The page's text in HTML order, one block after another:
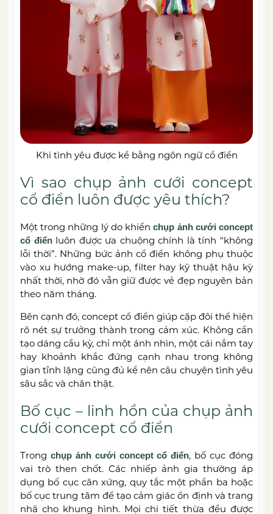
Khi tình yêu được kể bằng ngôn ngữ cổ điển
Vì sao chụp ảnh cưới concept
cổ điển luôn được yêu thích?
Một trong những lý do khiếnchụp ảnh cưới concept
cổ điểnluôn được ưa chuộng chính là tính “không
lỗi thời”. Những bức ảnh cổ điển không phụ thuộc
vào xu hướng make-up, filter hay kỹ thuật hậu kỳ
nhất thời, nhờ đó vẫn giữ được vẻ đẹp nguyên bản
theo năm tháng.
Bên cạnh đó, concept cổ điển giúp cặp đôi thể hiện
rõ nét sự trưởng thành trong cảm xúc. Không cần
tạo dáng cầu kỳ, chỉ một ánh nhìn, một cái nắm tay
hay khoảnh khắc đứng cạnh nhau trong không
gian tĩnh lặng cũng đủ kể nên câu chuyện tình yêu
sâu sắc và chân thật.
Bố cục – linh hồn của chụp ảnh
cưới concept cổ điển
Trong chụp ảnh cưới concept cổ điển, bố cục đóng
vai trò then chốt. Các nhiếp ảnh gia thường áp
dụng bố cục cân xứng, quy tắc một phần ba hoặc
bố cục trung tâm để tạo cảm giác ổn định và trang
nhã cho khung hình. Mọi chi tiết thừa đều được